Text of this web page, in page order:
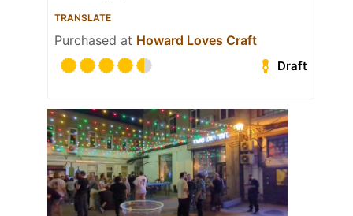
TRANSLATE
Purchased at Howard Loves Craft
Draft